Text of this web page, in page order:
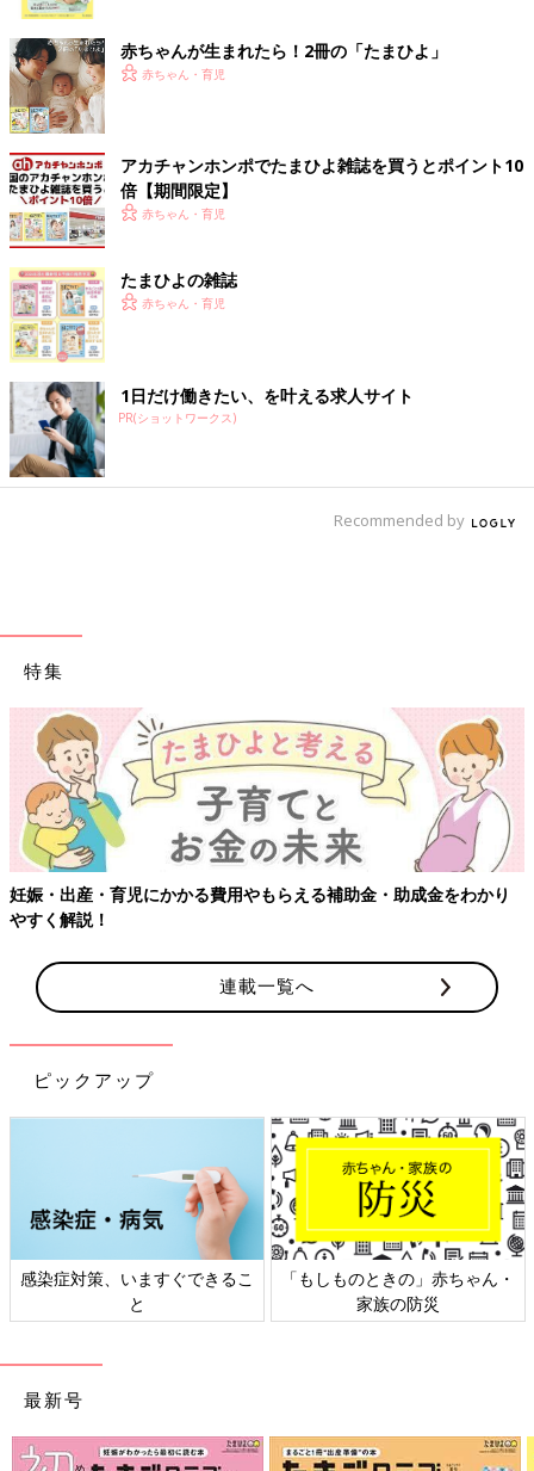
赤ちゃんが生まれたら！2冊の「たまひよ」
赤ちゃん・育児
アカチャンホンポでたまひよ雑誌を買うとポイント10
倍【期間限定】
赤ちゃん・育児
たまひよの雑誌
赤ちゃん・育児
1日だけ働きたい、を叶える求人サイト
PR(ショットワークス)
Recommended by
特集
金・助成金をわかり
【ワクチン接種できるものも】妊婦の感染
連載一覧へ
ピックアップ
しものときの」赤ちゃん・
家族の防災
日本外来小児科学会リーフレッ
ト検討会
六
最新号